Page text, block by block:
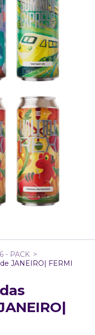
6 - PACK >
JANEIRO| FERMI